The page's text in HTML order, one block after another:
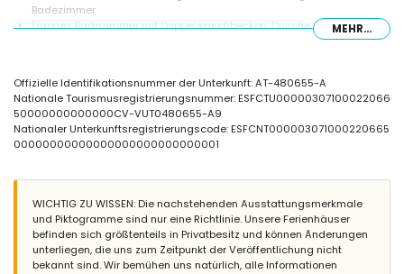
Badezimmer
Eigenes Badezimmer mit Doppelwaschbecken, Dusche, Bidet und
Eingezäuntes Grundstück
Privater Pool mit den Maßen 8m x 4m und 2m Tiefe
Wunderschöner Rasen mit Bäumen und Gartenmöbeln mit
Sonnenliegen
2 Terrassen, eine davon überdacht
Sitzbereich im Freien
4 private Parkplätze
Dachterrasse
Weitere Informationen
Nächste Stadt: Jávea (innerhalb von 5 Kilometern von der Villa)
MEHR...
Offizielle Identifikationsnummer der Unterkunft: AT-480655-A
Nationale Tourismusregistrierungsnummer: ESFCTU00000307100022066
50000000000000CV-VUT0480655-A9
Nationaler Unterkunftsregistrierungscode: ESFCNT000003071000220665
00000000000000000000000000001
WICHTIG ZU WISSEN: Die nachstehenden Ausstattungsmerkmale
und Piktogramme sind nur eine Richtlinie. Unsere Ferienhäuser
befinden sich größtenteils in Privatbesitz und können Änderungen
unterliegen, die uns zum Zeitpunkt der Veröffentlichung nicht
bekannt sind. Wir bemühen uns natürlich, alle Informationen